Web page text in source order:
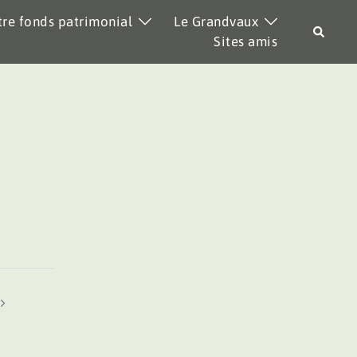
fonds patrimonial
Le Grandvaux
Sites amis